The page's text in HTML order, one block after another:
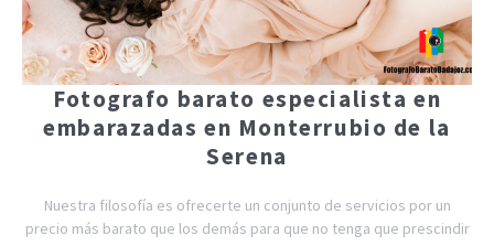
Fotografo barato especialista en
embarazadas en Monterrubio de la
Serena
Nuestra filosofía es ofrecerte un conjunto de servicios por un
precio más barato que los demás para que no tenga que prescindir